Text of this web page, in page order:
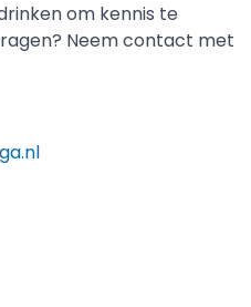
om kennis te
Neem contact met